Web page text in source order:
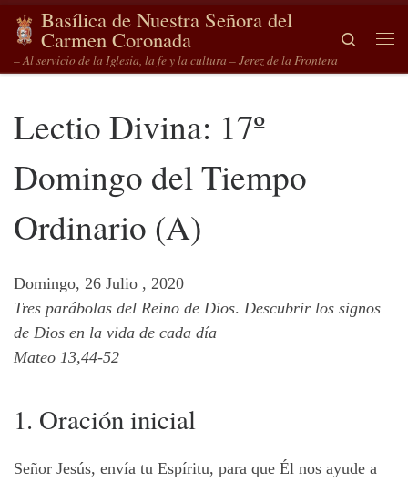
Saltar al contenido
Basílica de Nuestra Señora del
Carmen Coronada
– Al servicio de la Iglesia, la fe y la cultura – Jerez de la Frontera
Search
Lectio Divina: 17º
Domingo del Tiempo
Ordinario (A)
Domingo, 26 Julio , 2020
Tres parábolas del Reino de Dios. Descubrir los signos
de Dios en la vida de cada día
Mateo 13,44-52
1. Oración inicial
Señor Jesús, envía tu Espíritu, para que Él nos ayude a